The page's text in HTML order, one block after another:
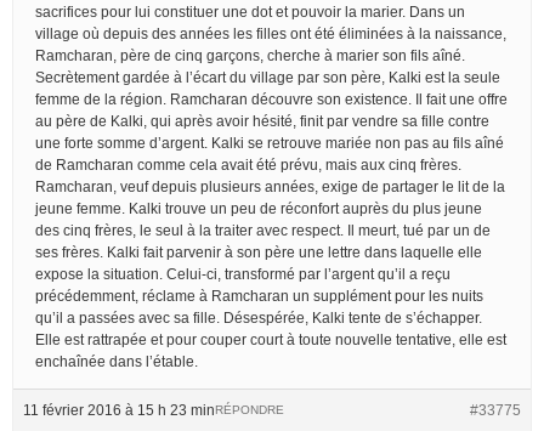
sacrifices pour lui constituer une dot et pouvoir la marier. Dans un
village où depuis des années les filles ont été éliminées à la naissance,
Ramcharan, père de cinq garçons, cherche à marier son fils aîné.
Secrètement gardée à l’écart du village par son père, Kalki est la seule
femme de la région. Ramcharan découvre son existence. Il fait une offre
au père de Kalki, qui après avoir hésité, finit par vendre sa fille contre
une forte somme d’argent. Kalki se retrouve mariée non pas au fils aîné
de Ramcharan comme cela avait été prévu, mais aux cinq frères.
Ramcharan, veuf depuis plusieurs années, exige de partager le lit de la
jeune femme. Kalki trouve un peu de réconfort auprès du plus jeune
des cinq frères, le seul à la traiter avec respect. Il meurt, tué par un de
ses frères. Kalki fait parvenir à son père une lettre dans laquelle elle
expose la situation. Celui-ci, transformé par l’argent qu’il a reçu
précédemment, réclame à Ramcharan un supplément pour les nuits
qu’il a passées avec sa fille. Désespérée, Kalki tente de s’échapper.
Elle est rattrapée et pour couper court à toute nouvelle tentative, elle est
enchaînée dans l’étable.
11 février 2016 à 15 h 23 min #33775
RÉPONDRE